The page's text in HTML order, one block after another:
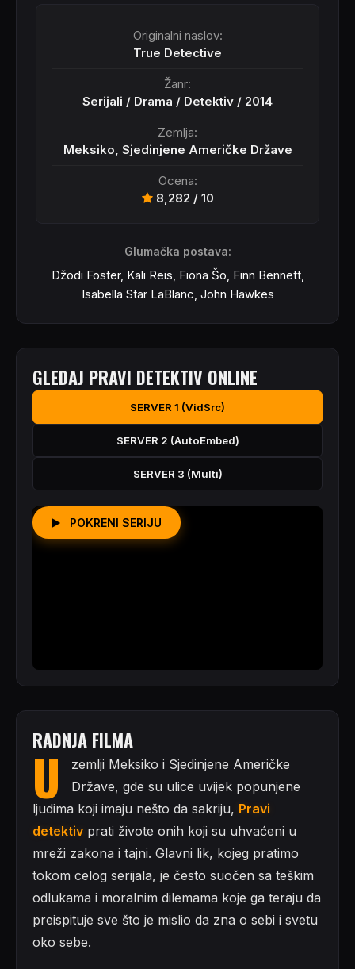
Originalni naslov:
True Detective
Žanr:
Serijali / Drama / Detektiv / 2014
Zemlja:
Meksiko, Sjedinjene Američke Države
Ocena:
8,282 / 10
Glumačka postava:
Džodi Foster, Kali Reis, Fiona Šo, Finn Bennett,
Isabella Star LaBlanc, John Hawkes
GLEDAJ PRAVI DETEKTIV ONLINE
SERVER 1 (VidSrc)
SERVER 2 (AutoEmbed)
SERVER 3 (Multi)
POKRENI SERIJU
RADNJA FILMA
U
zemlji Meksiko i Sjedinjene Američke
Države, gde su ulice uvijek popunjene
ljudima koji imaju nešto da sakriju, Pravi
detektiv prati živote onih koji su uhvaćeni u
mreži zakona i tajni. Glavni lik, kojeg pratimo
tokom celog serijala, je često suočen sa teškim
odlukama i moralnim dilemama koje ga teraju da
preispituje sve što je mislio da zna o sebi i svetu
oko sebe.